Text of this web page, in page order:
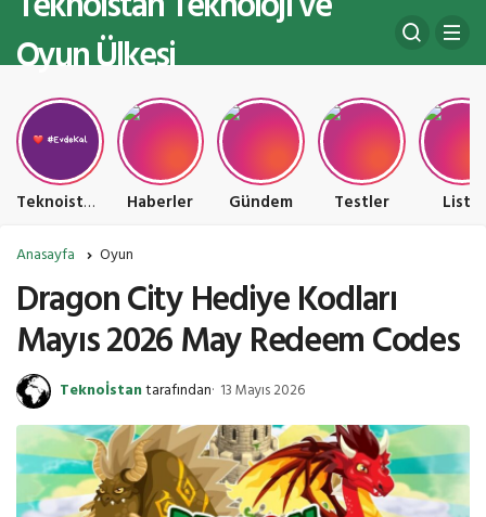
Oyun Ülkesi
Teknoistan Teknoloji ve Oyun Ülkesi Haberler Gündem Testler Liste
Anasayfa Oyun
Dragon City Hediye Kodları
Mayıs 2026 May Redeem Codes
Teknoİstantarafından 13 Mayıs 2026